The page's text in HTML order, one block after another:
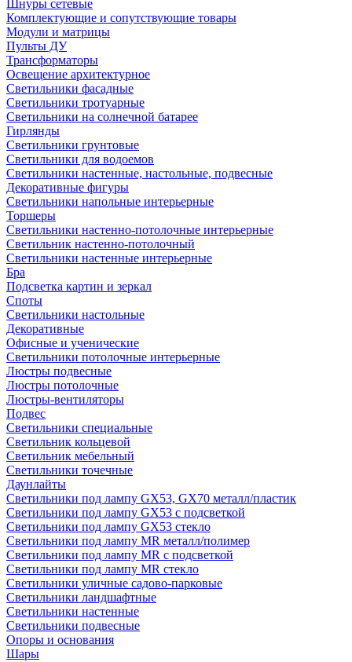
Шнуры сетевые
Комплектующие и сопутствующие товары
Модули и матрицы
Пульты ДУ
Трансформаторы
Освещение архитектурное
Светильники фасадные
Светильники тротуарные
Светильники на солнечной батарее
Гирлянды
Светильники грунтовые
Светильники для водоемов
Светильники настенные, настольные, подвесные
Декоративные фигуры
Светильники напольные интерьерные
Торшеры
Светильники настенно-потолочные интерьерные
Светильник настенно-потолочный
Светильники настенные интерьерные
Бра
Подсветка картин и зеркал
Споты
Светильники настольные
Декоративные
Офисные и ученические
Светильники потолочные интерьерные
Люстры подвесные
Люстры потолочные
Люстры-вентиляторы
Подвес
Светильники специальные
Светильник кольцевой
Светильник мебельный
Светильники точечные
Даунлайты
Светильники под лампу GX53, GX70 металл/пластик
Светильники под лампу GX53 с подсветкой
Светильники под лампу GX53 стекло
Светильники под лампу MR металл/полимер
Светильники под лампу MR с подсветкой
Светильники под лампу MR стекло
Светильники уличные садово-парковые
Светильники ландшафтные
Светильники настенные
Светильники подвесные
Опоры и основания
Шары